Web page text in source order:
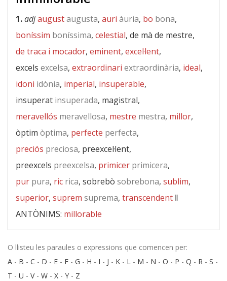
1.adjaugustaugusta, auri àuria, bo bona,
boníssim boníssima, celestial, de mà de mestre,
de traca i mocador, eminent, excel·lent,
excels excelsa, extraordinari extraordinària, ideal,
idoni idònia, imperial, insuperable,
insuperat insuperada, magistral,
meravellós meravellosa, mestre mestra, millor,
òptim òptima, perfecte perfecta,
preciós preciosa, preexcel·lent,
preexcels preexcelsa, primicer primicera,
pur pura, ric rica, sobrebò sobrebona, sublim,
superior, suprem suprema, transcendent ‖
ANTÒNIMS: millorable
O llisteu les paraules o expressions que comencen per:
A - B - C - D - E - F - G - H - I - J - K - L - M - N - O - P - Q - R - S -
T - U - V- W - X - Y - Z